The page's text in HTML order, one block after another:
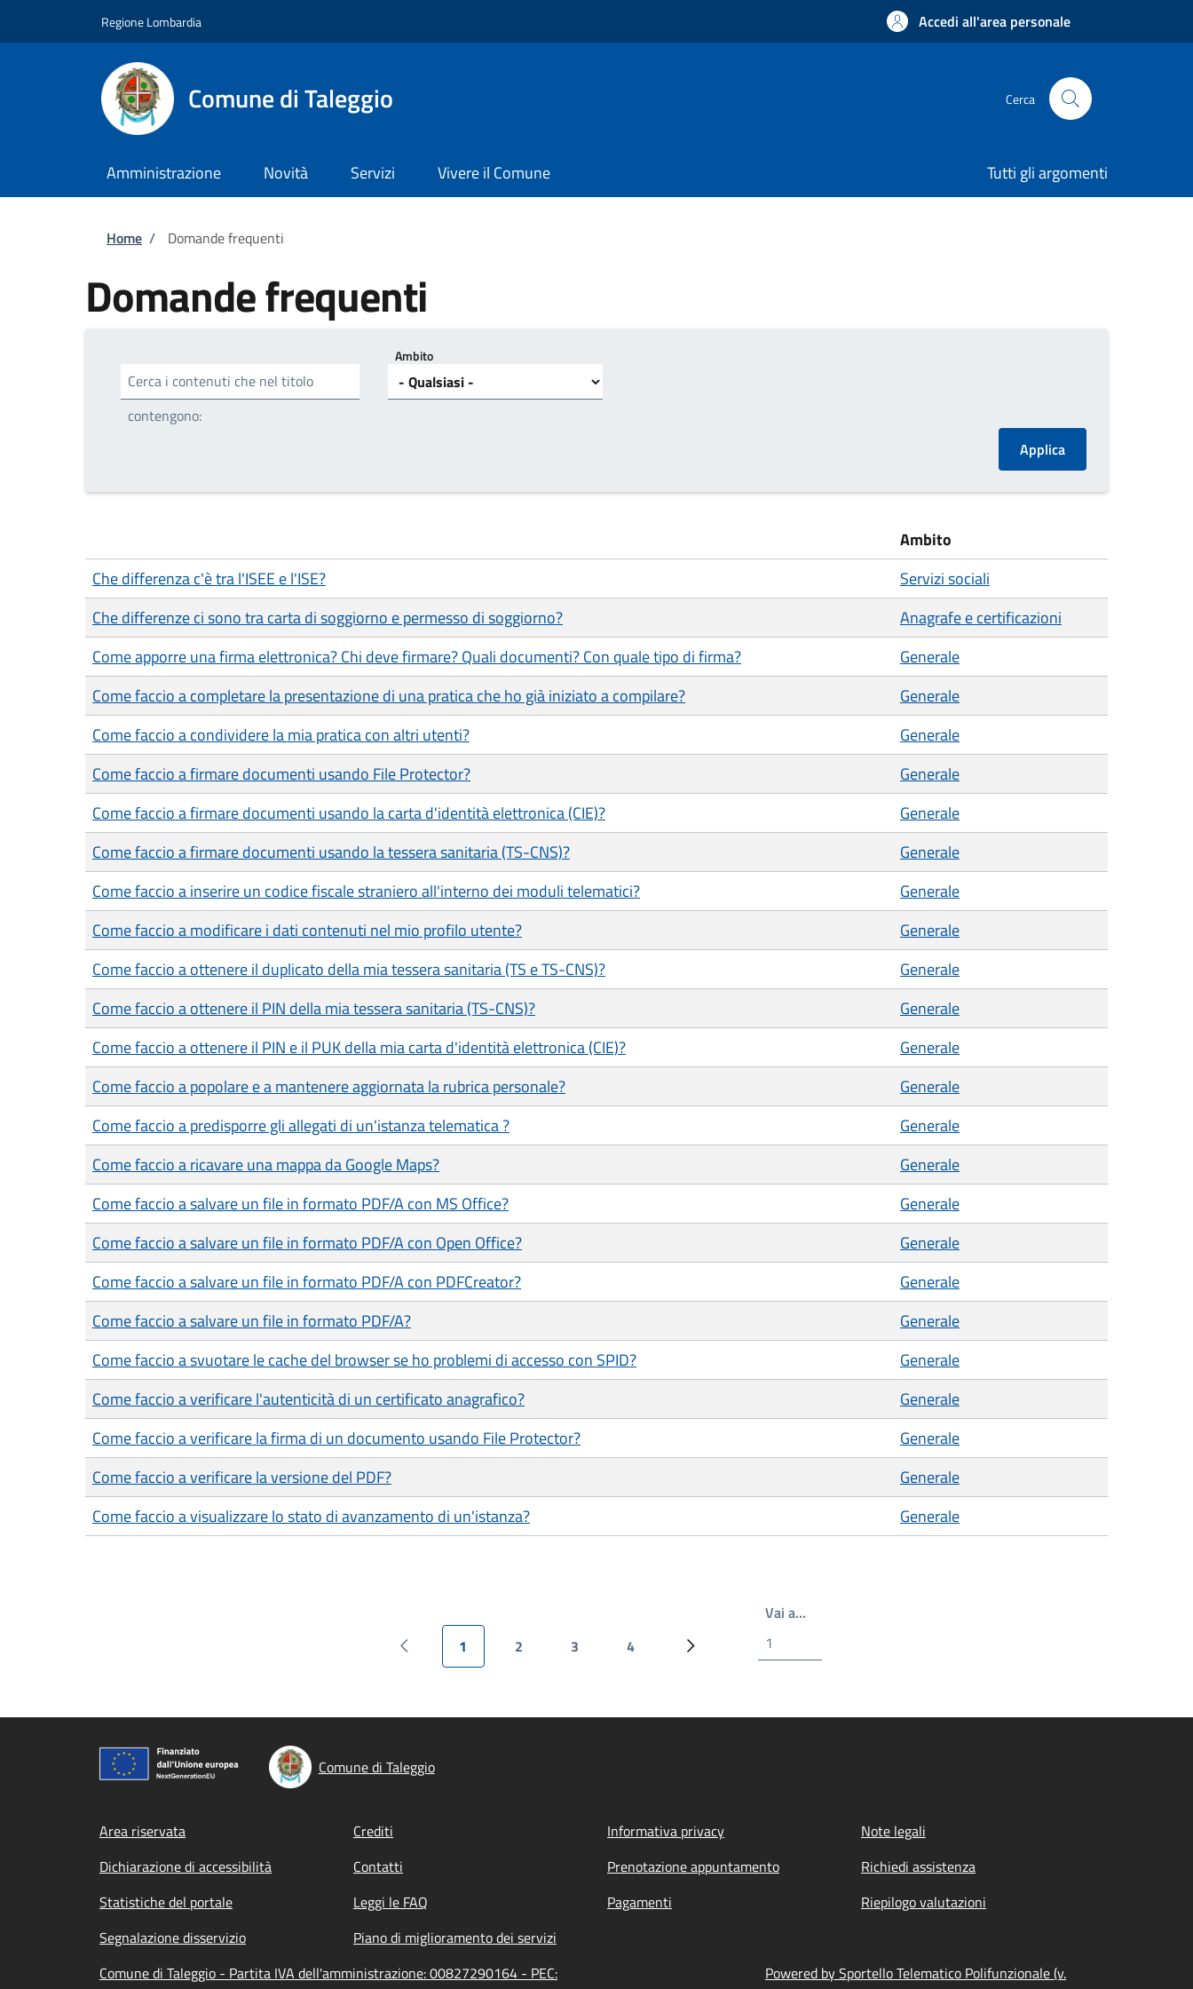
Regione Lombardia Accedi all'area personale
Comune di Taleggio Cerca
Amministrazione Novità Servizi Vivere il Comune Tutti gli argomenti
Briciole di pane
Home / Domande frequenti
Domande frequenti
Cerca i contenuti che nel titolo
contengono:
Ambito
Ambito
Che differenza c'è tra l'ISEE e l'ISE?
Servizi sociali
Che differenze ci sono tra carta di soggiorno e permesso di soggiorno?
Anagrafe e certificazioni
Come apporre una firma elettronica? Chi deve firmare? Quali documenti? Con quale tipo di firma?
Generale
Come faccio a completare la presentazione di una pratica che ho già iniziato a compilare?
Generale
Come faccio a condividere la mia pratica con altri utenti?
Generale
Come faccio a firmare documenti usando File Protector?
Generale
Come faccio a firmare documenti usando la carta d'identità elettronica (CIE)?
Generale
Come faccio a firmare documenti usando la tessera sanitaria (TS-CNS)?
Generale
Come faccio a inserire un codice fiscale straniero all'interno dei moduli telematici?
Generale
Come faccio a modificare i dati contenuti nel mio profilo utente?
Generale
Come faccio a ottenere il duplicato della mia tessera sanitaria (TS e TS-CNS)?
Generale
Come faccio a ottenere il PIN della mia tessera sanitaria (TS-CNS)?
Generale
Come faccio a ottenere il PIN e il PUK della mia carta d'identità elettronica (CIE)?
Generale
Come faccio a popolare e a mantenere aggiornata la rubrica personale?
Generale
Come faccio a predisporre gli allegati di un'istanza telematica ?
Generale
Come faccio a ricavare una mappa da Google Maps?
Generale
Come faccio a salvare un file in formato PDF/A con MS Office?
Generale
Come faccio a salvare un file in formato PDF/A con Open Office?
Generale
Come faccio a salvare un file in formato PDF/A con PDFCreator?
Generale
Come faccio a salvare un file in formato PDF/A?
Generale
Come faccio a svuotare le cache del browser se ho problemi di accesso con SPID?
Generale
Come faccio a verificare l'autenticità di un certificato anagrafico?
Generale
Come faccio a verificare la firma di un documento usando File Protector?
Generale
Come faccio a verificare la versione del PDF?
Generale
Come faccio a visualizzare lo stato di avanzamento di un'istanza?
Generale
Pagina precedente
Pagina attuale
1
Pagina
2
Pagina
3
Pagina
4
Prossima pagina
Vai a…Write the page number you want to go to
Comune di Taleggio
Footer menu
Area riservata Crediti Informativa privacy
Note legali
Dichiarazione di accessibilità
Contatti Prenotazione appuntamento
Richiedi assistenza
Statistiche del portale
Leggi le FAQ Pagamenti
Riepilogo valutazioni
Segnalazione disservizio
Piano di miglioramento dei servizi
Comune di Taleggio - Partita IVA dell'amministrazione: 00827290164 - PEC:
Powered by Sportello Telematico Polifunzionale (v.